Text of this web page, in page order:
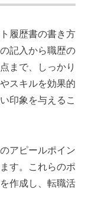
履歴書の書き方
記入から職歴の
まで、しっかり
スキルを効果的
印象を与えるこ
アピールポイン
す。これらのポ
作成し、転職活